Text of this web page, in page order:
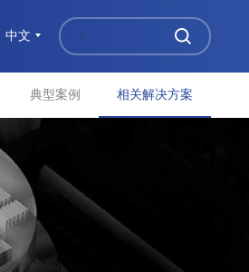
中文
典型案例 相关解决方案